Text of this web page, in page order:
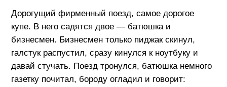
Дорогущий фирменный поезд, самое дорогое
купе. В него садятся двое — батюшка и
бизнесмен. Бизнесмен только пиджак скинул,
галстук распустил, сразу кинулся к ноутбуку и
давай стучать. Поезд тронулся, батюшка немного
газетку почитал, бороду огладил и говорит: